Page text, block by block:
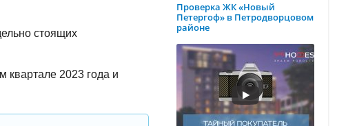
стоящих
квартале 2023 года и
Проверка ЖК «Новый
Петергоф» в Петродворцовом
районе